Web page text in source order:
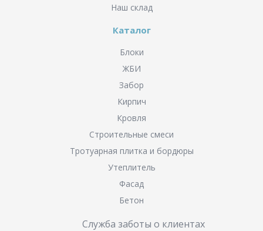
Наш склад
Каталог
Блоки
ЖБИ
Забор
Кирпич
Кровля
Строительные смеси
Тротуарная плитка и бордюры
Утеплитель
Фасад
Бетон
Служба заботы о клиентах